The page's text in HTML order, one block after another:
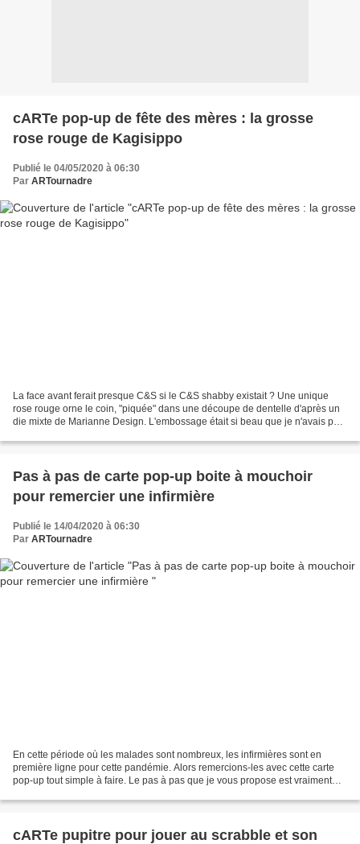
cARTe pop-up de fête des mères : la grosse
rose rouge de Kagisippo
Publié le 04/05/2020 à 06:30
Par ARTournadre
La face avant ferait presque C&S si le C&S shabby existait ? Une unique
rose rouge orne le coin, "piquée" dans une découpe de dentelle d'après un
die mixte de Marianne Design. L'embossage était si beau que je n'avais pas
Pas à pas de carte pop-up boite à mouchoir
pour remercier une infirmière
Publié le 14/04/2020 à 06:30
Par ARTournadre
En cette période où les malades sont nombreux, les infirmières sont en
première ligne pour cette pandémie. Alors remercions-les avec cette carte
pop-up tout simple à faire. Le pas à pas que je vous propose est vraiment
cARTe pupitre pour jouer au scrabble et son